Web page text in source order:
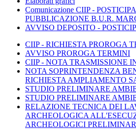
Comunicazione CIIP -
PUBBLICAZIONE B.U.R.
AVVISO DEPOSITO -
CIIP - RICHIESTA PROROGA
AVVISO PROROGA TERMINI
CIIP - NOTA TRASMISSIONE
NOTA SOPRINTENDENZA
RICHIESTA AMPLIAMENTO
STUDIO PRELIMINARE
STUDIO PRELIMINARE
RELAZIONE TECNICA DEI
ARCHEOLOGICA
ARCHEOLOGICI